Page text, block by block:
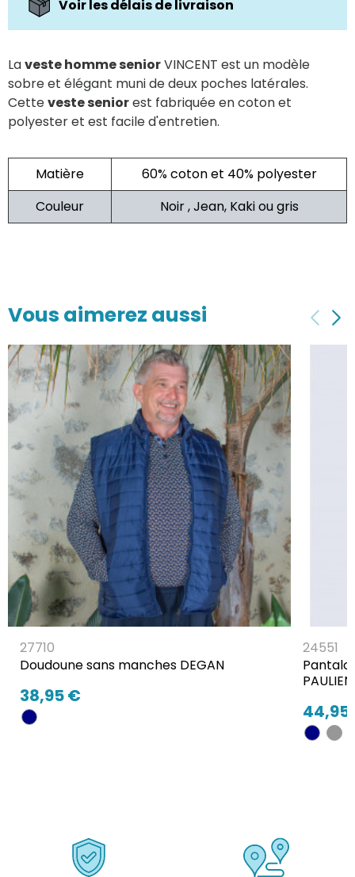
Voir les délais de livraison
Laveste homme seniorVINCENT est un modèle
sobre et élégant muni de deux poches latérales.
Cetteveste seniorest fabriquée en coton et
polyester et est facile d'entretien.
Matière
60% coton et 40% polyester
Couleur
Noir , Jean, Kaki ou gris
Vous aimerez aussi
27710
Doudoune sans manches DEGAN
38,95 €
24551
PAULIEN
44,95